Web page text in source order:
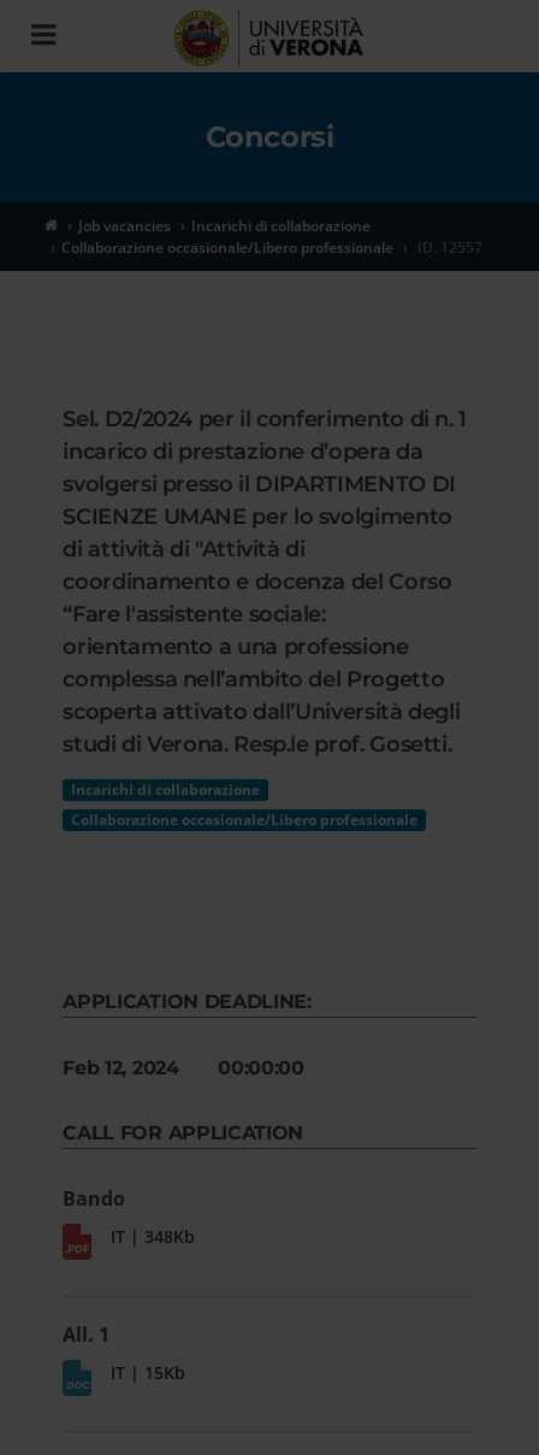
Toggle
navigation
Concorsi
Job vacancies
Incarichi di collaborazione
Collaborazione occasionale/Libero professionale
ID. 12557
Sel. D2/2024 per il conferimento di n. 1
incarico di prestazione d’opera da
svolgersi presso il DIPARTIMENTO DI
SCIENZE UMANE per lo svolgimento
di attività di "Attività di
coordinamento e docenza del Corso
“Fare l'assistente sociale:
orientamento a una professione
complessa nell’ambito del Progetto
scoperta attivato dall’Università degli
studi di Verona. Resp.le prof. Gosetti.
Incarichi di collaborazione
Collaborazione occasionale/Libero professionale
APPLICATION DEADLINE:
Feb 12, 2024 00:00:00
CALL FOR APPLICATION
Bando
IT | 348Kb
All. 1
IT | 15Kb